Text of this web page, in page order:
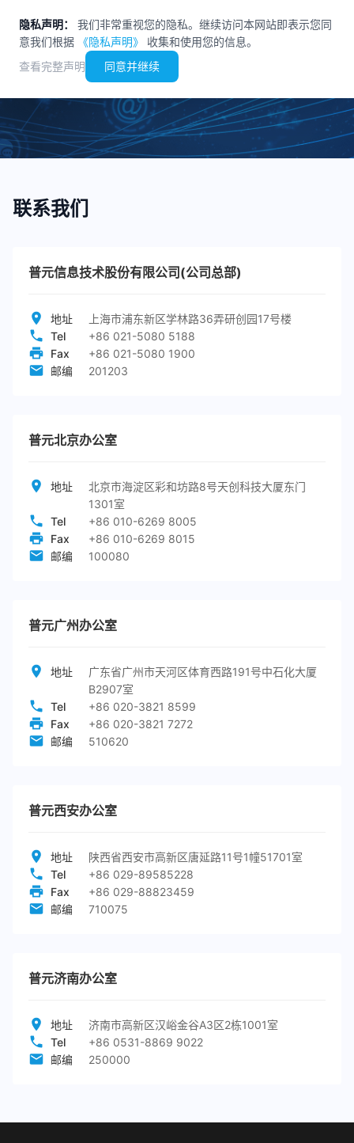
隐私声明：
我们非常重视您的隐私。继续访问本网站即表示您同
意我们根据
《隐私声明》
收集和使用您的信息。
查看完整声明
同意并继续联系我们
联系我们
普元信息技术股份有限公司(公司总部)
地址
上海市浦东新区学林路36弄研创园17号楼
Tel
+86 021-5080 5188
Fax
+86 021-5080 1900
邮编
201203
普元北京办公室
地址
北京市海淀区彩和坊路8号天创科技大厦东门
1301室
Tel
+86 010-6269 8005
Fax
+86 010-6269 8015
邮编
100080
普元广州办公室
地址
广东省广州市天河区体育西路191号中石化大厦
B2907室
Tel
+86 020-3821 8599
Fax
+86 020-3821 7272
邮编
510620
普元西安办公室
地址
陕西省西安市高新区唐延路11号1幢51701室
Tel
+86 029-89585228
Fax
+86 029-88823459
邮编
710075
普元济南办公室
地址
济南市高新区汉峪金谷A3区2栋1001室
Tel
+86 0531-8869 9022
邮编
250000